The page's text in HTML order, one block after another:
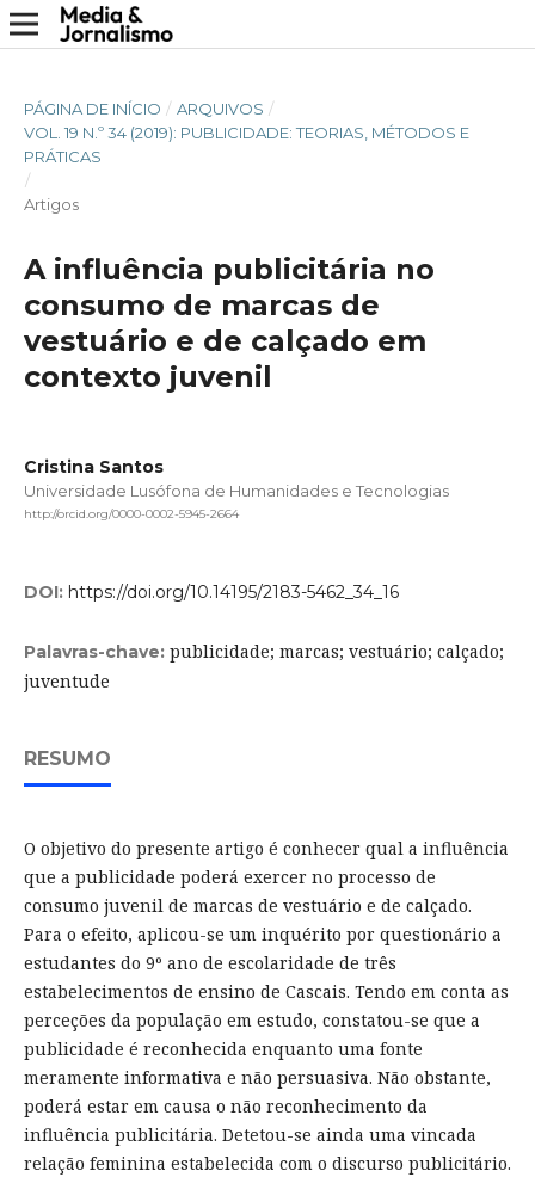
PÁGINA DE INÍCIO / ARQUIVOS /
VOL. 19 N.º 34 (2019): PUBLICIDADE: TEORIAS, MÉTODOS E
PRÁTICAS
/
Artigos
A influência publicitária no
consumo de marcas de
vestuário e de calçado em
contexto juvenil
Cristina Santos
Universidade Lusófona de Humanidades e Tecnologias
http://orcid.org/0000-0002-5945-2664
DOI: https://doi.org/10.14195/2183-5462_34_16
Palavras-chave: publicidade; marcas; vestuário; calçado;
juventude
RESUMO
O objetivo do presente artigo é conhecer qual a influência
que a publicidade poderá exercer no processo de
consumo juvenil de marcas de vestuário e de calçado.
Para o efeito, aplicou-se um inquérito por questionário a
estudantes do 9º ano de escolaridade de três
estabelecimentos de ensino de Cascais. Tendo em conta as
perceções da população em estudo, constatou-se que a
publicidade é reconhecida enquanto uma fonte
meramente informativa e não persuasiva. Não obstante,
poderá estar em causa o não reconhecimento da
influência publicitária. Detetou-se ainda uma vincada
relação feminina estabelecida com o discurso publicitário.